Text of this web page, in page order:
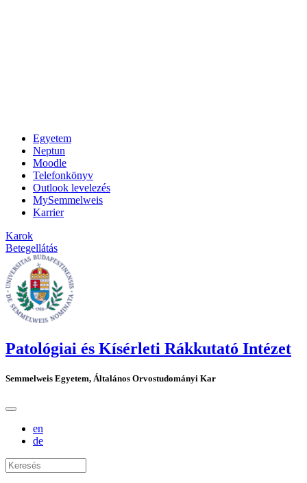
Egyetem
Neptun
Moodle
Telefonkönyv
Outlook levelezés
MySemmelweis
Karrier
Karok
Betegellátás
Patológiai és Kísérleti Rákkutató Intézet
Semmelweis Egyetem, Általános Orvostudományi Kar
en
de